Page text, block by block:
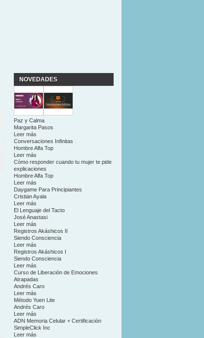
NOVEDADES
Paz y Calma
Margarita Pasos
Leer más
Conversaciones Infinitas
Hombre Alfa Top
Leer más
Cómo responder cuando tu mujer te pide
explicaciones
Hombre Alfa Top
Leer más
Daygame Para Principiantes
Cristian Ayala
Leer más
El Lenguaje del Tacto
José Anastasi
Leer más
Registros Akáshicos II
Siendo Consciencia
Leer más
Registros Akáshicos I
Siendo Consciencia
Leer más
Curso de Liberación de Emociones
Atrapadas
Andrés Caro
Leer más
Método Yuen Lite
Andrés Caro
Leer más
ADN Memoria Celular + Certificación
SimpleClick Inc
Leer más